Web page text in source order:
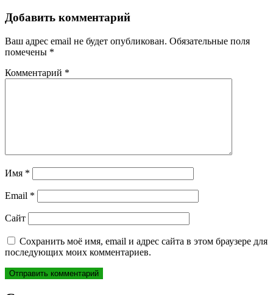
записям
Добавить комментарий
Ваш адрес email не будет опубликован. Обязательные поля
помечены *
Комментарий *
Имя *
Email *
Сайт
Сохранить моё имя, email и адрес сайта в этом браузере для
последующих моих комментариев.